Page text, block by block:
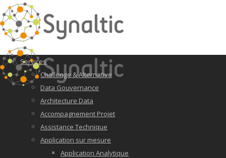
Services
Challenge & Alternative
Data Gouvernance
Architecture Data
Accompagnement Projet
Assistance Technique
Application sur mesure
Application Analytique